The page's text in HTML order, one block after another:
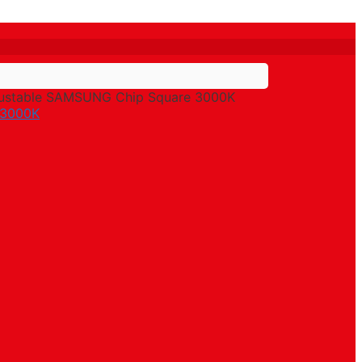
SAMSUNG Chip Square 3000K